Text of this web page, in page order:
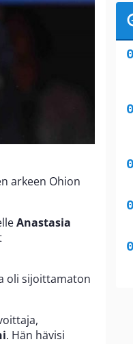
arkeen Ohion
Anastasia
oli sijoittamaton
. Hän hävisi